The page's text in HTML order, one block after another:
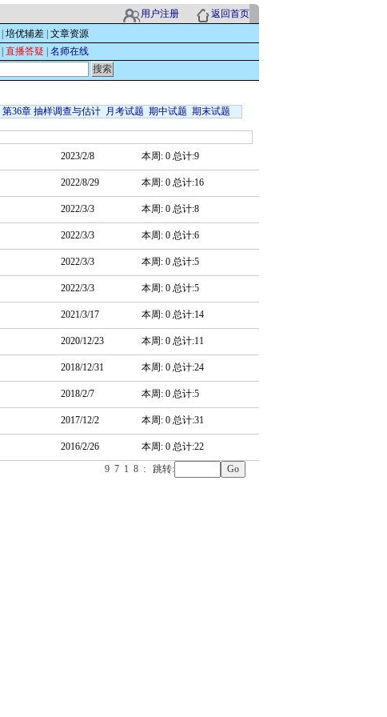
用户注册
返回首页
培优辅差 文章资源
直播答疑 名师在线
第36章 抽样调查与估计 月考试题 期中试题 期末试题
2023/2/8 本周: 0 总计:9
2022/8/29 本周: 0 总计:16
2022/3/3 本周: 0 总计:8
2022/3/3 本周: 0 总计:6
2022/3/3 本周: 0 总计:5
2022/3/3 本周: 0 总计:5
2021/3/17 本周: 0 总计:14
2020/12/23 本周: 0 总计:11
2018/12/31 本周: 0 总计:24
2018/2/7 本周: 0 总计:5
2017/12/2 本周: 0 总计:31
2016/2/26
本周: 0 总计:22
9 7 1 8 : 跳转: